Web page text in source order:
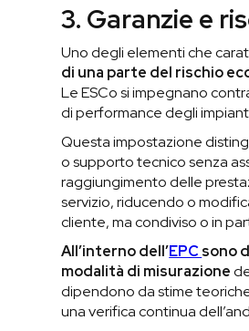
3. Garanzie e
Uno degli elementi che
di una parte del rischio
Le ESCo si impegnano
di performance degli
Questa impostazione
o supporto tecnico senza
raggiungimento delle
servizio, riducendo o
cliente, ma condiviso o in
All’interno dell’EPC sono
modalità di misurazione
dipendono da stime
una verifica continua